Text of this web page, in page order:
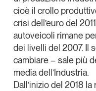
cioè il crollo
crisi dell’euro del
autoveicoli rimane
dei livelli del 2007. Il
cambiare – sale più
media dell’Industria.
Dall’inizio del 2018